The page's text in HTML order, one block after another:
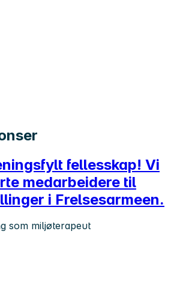
fellesskap! Vi
medarbeidere til
i Frelsesarmeen.
som miljøterapeut